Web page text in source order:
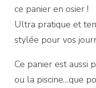
ce panier en osier !
Ultra pratique et
stylée pour vos
Ce panier est aussi
ou la piscine…que